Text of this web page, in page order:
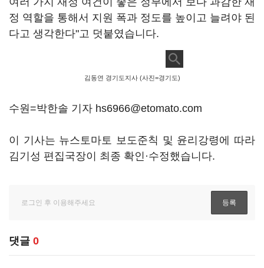
정 역할을 통해서 지원 폭과 정도를 높이고 늘려야 된
다고 생각한다"고 덧붙였습니다.
김동연 경기도지사 (사진=경기도)
수원=박한솔 기자 hs6966@etomato.com
이 기사는 뉴스토마토 보도준칙 및 윤리강령에 따라
김기성 편집국장이 최종 확인·수정했습니다.
댓글 0